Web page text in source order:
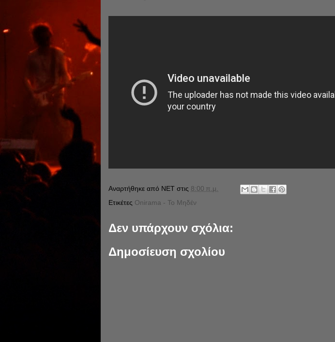
Αναρτήθηκε από NET στις 8:00 π.μ.
Ετικέτες Onirama - Το Μηδέν
Δεν υπάρχουν σχόλια:
Δημοσίευση σχολίου